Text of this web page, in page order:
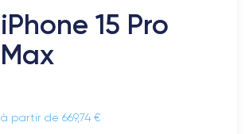
iPhone 15 Pro
Max
à partir de 669,74 €